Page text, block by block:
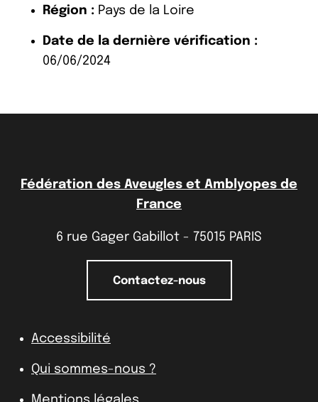
Région : Pays de la Loire
Date de la dernière vérification :
06/06/2024
Fédération des Aveugles et Amblyopes de
France
6 rue Gager Gabillot - 75015 PARIS
Contactez-nous
Accessibilité
Qui sommes-nous ?